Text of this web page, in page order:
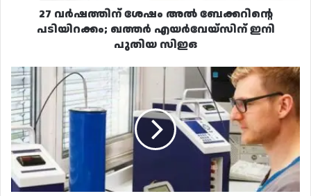
പുതിയ
സിഇഒ
27 വർഷത്തിന് ശേഷം അൽ ബേക്കറിന്റെ
പടിയിറക്കം; ഖത്തർ എയർവേയ്സിന് ഇനി
പുതിയ സിഇഒ
കാലിബ്രേഷൻ
ലാബ്
ഇൻ
ചാർജ്ജ്
-
ആവശ്യമുണ്ട്